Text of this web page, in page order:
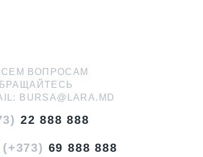
ВОПРОСАМ
BURSA@LARA.MD
22 888 888
(+373) 69 888 888